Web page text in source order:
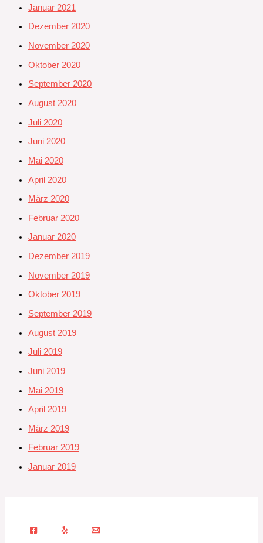
Januar 2021
Dezember 2020
November 2020
Oktober 2020
September 2020
August 2020
Juli 2020
Juni 2020
Mai 2020
April 2020
März 2020
Februar 2020
Januar 2020
Dezember 2019
November 2019
Oktober 2019
September 2019
August 2019
Juli 2019
Juni 2019
Mai 2019
April 2019
März 2019
Februar 2019
Januar 2019